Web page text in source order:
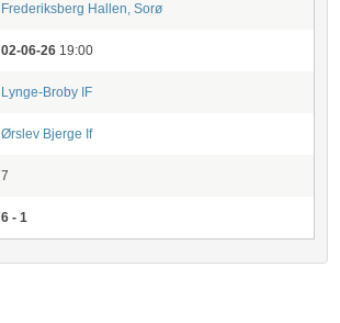
Frederiksberg Hallen, Sorø
02-06-26 19:00
Lynge-Broby IF
Ørslev Bjerge If
7
6 - 1